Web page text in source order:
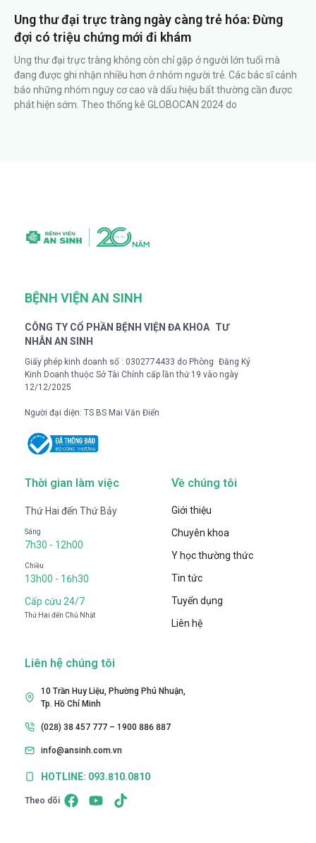
Ung thư đại trực tràng ngày càng trẻ hóa: Đừng
đợi có triệu chứng mới đi khám
Ung thư đại trực tràng không còn chỉ gặp ở người lớn tuổi mà
đang được ghi nhận nhiều hơn ở nhóm người trẻ. Các bác sĩ cảnh
báo những nhóm nguy cơ cao và dấu hiệu bất thường cần được
phát hiện sớm. Theo thống kê GLOBOCAN 2024 do
BỆNH VIỆN AN SINH
CÔNG TY CỔ PHẦN BỆNH VIỆN ĐA KHOA TƯ
NHÂN AN SINH
Giấy phép kinh doanh số : 0302774433 do Phòng Đăng Ký
Kinh Doanh thuộc Sở Tài Chính cấp lần thứ 19 vào ngày
12/12/2025
Người đại diện: TS BS Mai Văn Điển
Thời gian làm việc
Thứ Hai đến Thứ Bảy
Sáng
7h30 - 12h00
Chiều
13h00 - 16h30
Cấp cứu 24/7
Thứ Hai đến Chủ Nhật
Về chúng tôi
Giới thiệu
Chuyên khoa
Y học thường thức
Tin tức
Tuyển dụng
Liên hệ
Liên hệ chúng tôi
10 Trần Huy Liệu, Phường Phú Nhuận,
Tp. Hồ Chí Minh
(028) 38 457 777 – 1900 886 887
info@ansinh.com.vn
HOTLINE: 093.810.0810
Theo dõi